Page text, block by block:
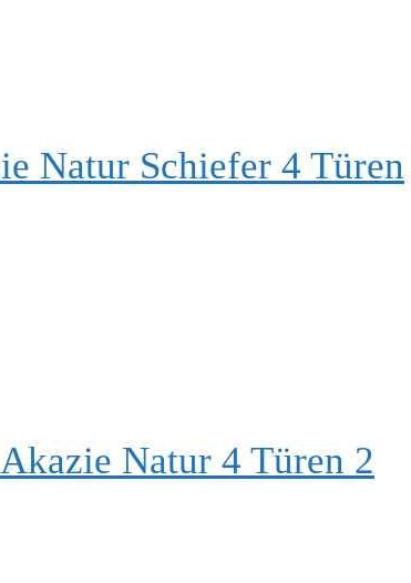
Natur Schiefer 4 Türen
Natur 4 Türen 2